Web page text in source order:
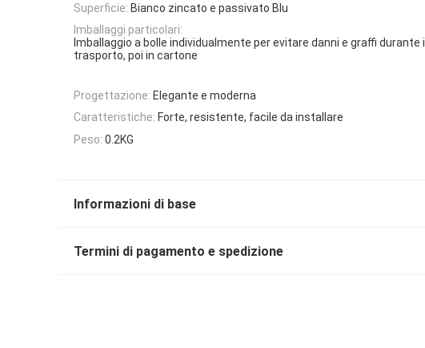
Superficie: Bianco zincato e passivato Blu
Imballaggi particolari:
Imballaggio a bolle individualmente per evitare danni e graffi durante il
trasporto, poi in cartone
Progettazione: Elegante e moderna
Caratteristiche: Forte, resistente, facile da installare
Peso: 0.2KG
Informazioni di base
Termini di pagamento e spedizione